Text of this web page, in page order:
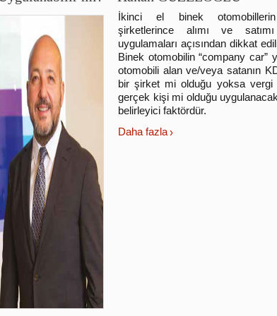
İkinci el binek
şirketlerince alımı ve
uygulamaları açısından dikkat
Binek otomobilin “company car”
otomobili alan ve/veya satanın
bir şirket mi olduğu yoksa vergi
gerçek kişi mi olduğu
belirleyici faktördür.
Daha fazla